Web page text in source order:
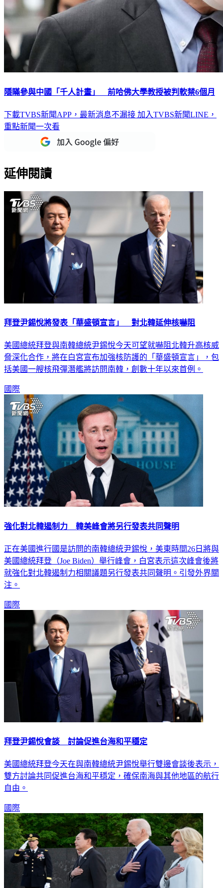
隱瞞參與中國「千人計畫」 前哈佛大學教授被判軟禁6個月
下載TVBS新聞APP，最新消息不漏接 加入TVBS新聞LINE，
重點新聞一次看
延伸閱讀
拜登尹錫悅將發表「華盛頓宣言」 對北韓延伸核嚇阻
美國總統拜登與南韓總統尹錫悅今天可望就嚇阻北韓升高核威
脅深化合作，將在白宮宣布加強核防護的「華盛頓宣言」，包
括美國一艘核飛彈潛艦將訪問南韓，創數十年以來首例。
國際
強化對北韓遏制力 韓美峰會將另行發表共同聲明
正在美國進行國是訪問的南韓總統尹錫悅，美東時間26日將與
美國總統拜登（Joe Biden）舉行峰會，白宮表示這次峰會後將
就強化對北韓遏制力相關議題另行發表共同聲明。引發外界關
注。
國際
拜登尹錫悅會談 討論促進台海和平穩定
美國總統拜登今天在與南韓總統尹錫悅舉行雙邊會談後表示，
雙方討論共同促進台海和平穩定，確保南海與其他地區的航行
自由。
國際